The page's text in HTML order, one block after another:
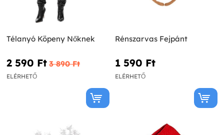
Télanyó Köpeny Nőknek
2 590 Ft‎ 3 890 Ft‎
ELÉRHETŐ
Rénszarvas Fejpánt
1 590 Ft‎
ELÉRHETŐ